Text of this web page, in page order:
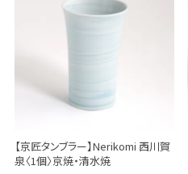
【京匠タンブラー】Nerikomi 西川賀
泉〈1個〉京焼・清水焼